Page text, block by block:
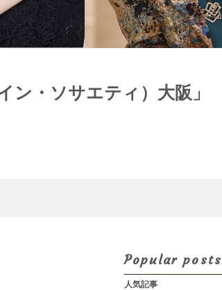
ン・ソサエティ）大阪」
Popular posts
人気記事